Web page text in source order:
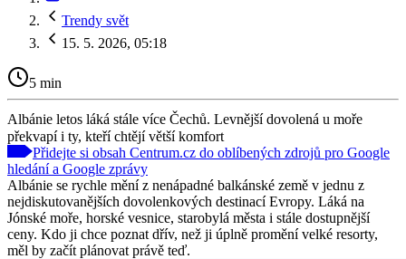
Trendy svět
15. 5. 2026, 05:18
5 min
Albánie letos láká stále více Čechů. Levnější dovolená u moře
překvapí i ty, kteří chtějí větší komfort
Přidejte si obsah Centrum.cz do oblíbených zdrojů pro Google
hledání a Google zprávy
Albánie se rychle mění z nenápadné balkánské země v jednu z
nejdiskutovanějších dovolenkových destinací Evropy. Láká na
Jónské moře, horské vesnice, starobylá města i stále dostupnější
ceny. Kdo ji chce poznat dřív, než ji úplně promění velké resorty,
měl by začít plánovat právě teď.